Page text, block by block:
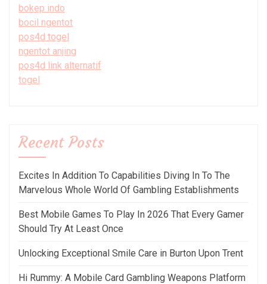
bokep indo
bocil ngentot
pos4d togel
ngentot anjing
pos4d link alternatif
togel
Recent Posts
Excites In Addition To Capabilities Diving In To The
Marvelous Whole World Of Gambling Establishments
Best Mobile Games To Play In 2026 That Every Gamer
Should Try At Least Once
Unlocking Exceptional Smile Care in Burton Upon Trent
Hi Rummy: A Mobile Card Gambling Weapons Platform